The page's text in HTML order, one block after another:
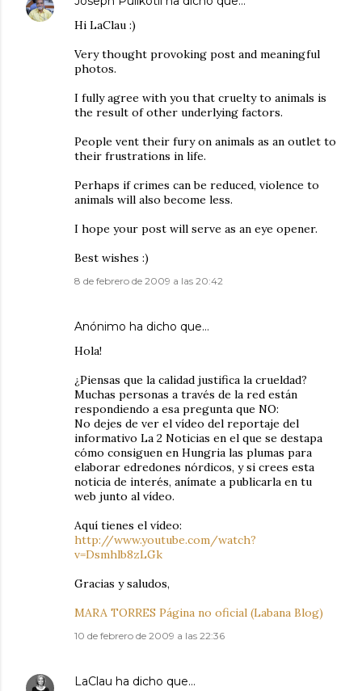
Hi LaClau :)
Very thought provoking post and meaningful
photos.
I fully agree with you that cruelty to animals is
the result of other underlying factors.
People vent their fury on animals as an outlet to
their frustrations in life.
Perhaps if crimes can be reduced, violence to
animals will also become less.
I hope your post will serve as an eye opener.
Best wishes :)
8 de febrero de 2009 a las 20:42
Anónimo ha dicho que…
Hola!
¿Piensas que la calidad justifica la crueldad?
Muchas personas a través de la red están
respondiendo a esa pregunta que NO:
No dejes de ver el vídeo del reportaje del
informativo La 2 Noticias en el que se destapa
cómo consiguen en Hungria las plumas para
elaborar edredones nórdicos, y si crees esta
noticia de interés, anímate a publicarla en tu
web junto al vídeo.
Aquí tienes el vídeo:
http://www.youtube.com/watch?
v=Dsmhlb8zLGk
Gracias y saludos,
MARA TORRES Página no oficial (Labana Blog)
10 de febrero de 2009 a las 22:36
LaClau ha dicho que…